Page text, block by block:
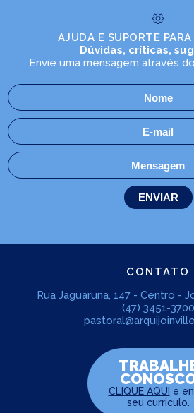
AJUDA E SUPORTE
Dúvidas, críticas,
Envie uma mensagem através
CONTATO
Rua Jaguaruna, 147 - Centro -
(47) 3451-3700
CLIQUE AQUI e
seu curriculo.